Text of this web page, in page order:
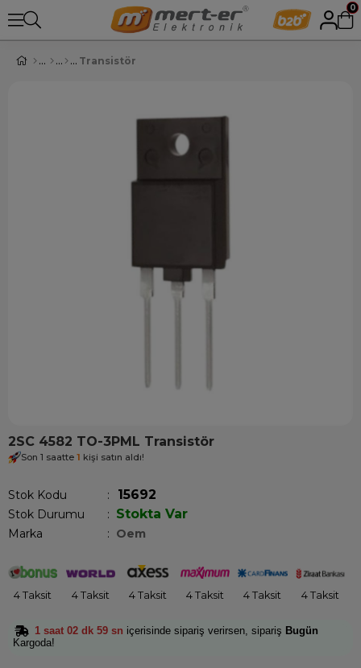
0
Transistör
2SC 4582 TO-3PML Transistör
Son 1 saatte 1 kişi satın aldı!
Stok Kodu 15692
Stok Durumu : Stokta Var
Marka : Oem
4 Taksit 4 Taksit 4 Taksit 4 Taksit 4 Taksit 4 Taksit
1 saat 02 dk 59 sn içerisinde sipariş verirsen, sipariş Bugün
Kargoda!